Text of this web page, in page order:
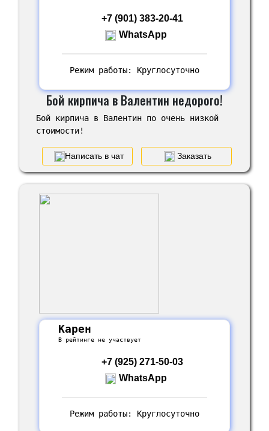
+7 (901) 383-20-41
WhatsApp
Режим работы: Круглосуточно
Бой кирпича в Валентин недорого!
Бой кирпича в Валентин по очень низкой
стоимости!
Написать в чат Заказать
Карен
В рейтинге не участвует
+7 (925) 271-50-03
WhatsApp
Режим работы: Круглосуточно